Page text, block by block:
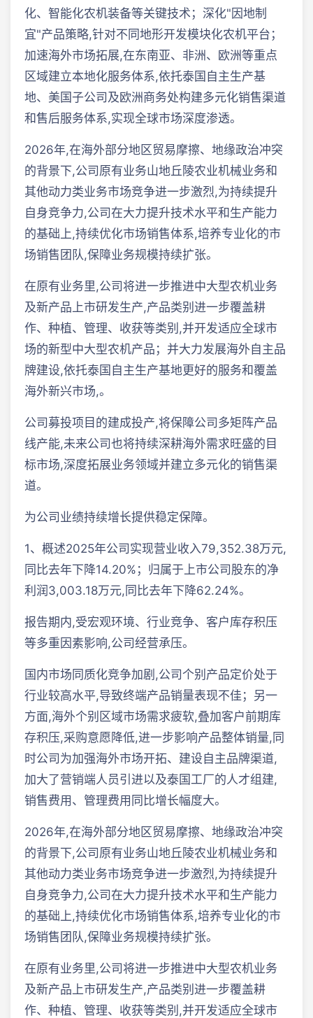
化、智能化农机装备等关键技术；深化"因地制
宜"产品策略,针对不同地形开发模块化农机平台；
加速海外市场拓展,在东南亚、非洲、欧洲等重点
区域建立本地化服务体系,依托泰国自主生产基
地、美国子公司及欧洲商务处构建多元化销售渠道
和售后服务体系,实现全球市场深度渗透。
2026年,在海外部分地区贸易摩擦、地缘政治冲突
的背景下,公司原有业务山地丘陵农业机械业务和
其他动力类业务市场竞争进一步激烈,为持续提升
自身竞争力,公司在大力提升技术水平和生产能力
的基础上,持续优化市场销售体系,培养专业化的市
场销售团队,保障业务规模持续扩张。
在原有业务里,公司将进一步推进中大型农机业务
及新产品上市研发生产,产品类别进一步覆盖耕
作、种植、管理、收获等类别,并开发适应全球市
场的新型中大型农机产品；并大力发展海外自主品
牌建设,依托泰国自主生产基地更好的服务和覆盖
海外新兴市场,。
公司募投项目的建成投产,将保障公司多矩阵产品
线产能,未来公司也将持续深耕海外需求旺盛的目
标市场,深度拓展业务领域并建立多元化的销售渠
道。
为公司业绩持续增长提供稳定保障。
1、概述2025年公司实现营业收入79,352.38万元,
同比去年下降14.20%；归属于上市公司股东的净
利润3,003.18万元,同比去年下降62.24%。
报告期内,受宏观环境、行业竞争、客户库存积压
等多重因素影响,公司经营承压。
国内市场同质化竞争加剧,公司个别产品定价处于
行业较高水平,导致终端产品销量表现不佳；另一
方面,海外个别区域市场需求疲软,叠加客户前期库
存积压,采购意愿降低,进一步影响产品整体销量,同
时公司为加强海外市场开拓、建设自主品牌渠道,
加大了营销端人员引进以及泰国工厂的人才组建,
销售费用、管理费用同比增长幅度大。
2026年,在海外部分地区贸易摩擦、地缘政治冲突
的背景下,公司原有业务山地丘陵农业机械业务和
其他动力类业务市场竞争进一步激烈,为持续提升
自身竞争力,公司在大力提升技术水平和生产能力
的基础上,持续优化市场销售体系,培养专业化的市
场销售团队,保障业务规模持续扩张。
在原有业务里,公司将进一步推进中大型农机业务
及新产品上市研发生产,产品类别进一步覆盖耕
作、种植、管理、收获等类别,并开发适应全球市